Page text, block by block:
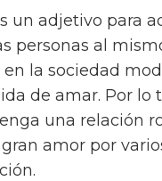
un adjetivo para
personas al
la sociedad
de amar. Por lo
una relación
amor por